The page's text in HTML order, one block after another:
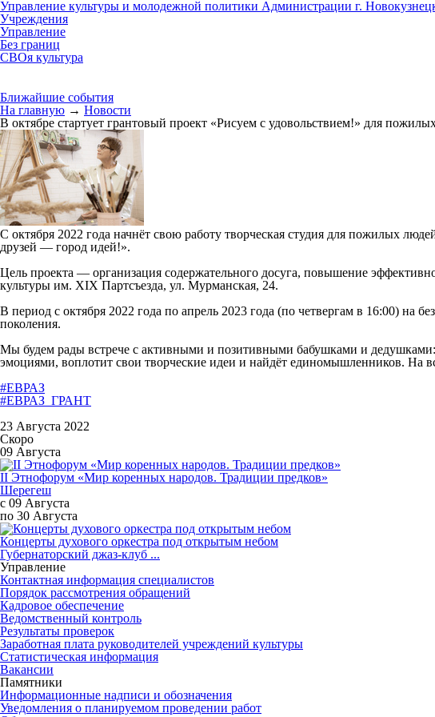
Управление культуры и молодежной политики Администрации г.
Учреждения
Управление
Без границ
СВОя культура
Ближайшие события
На главную → Новости
В октябре стартует грантовый проект «Рисуем с удовольствием!» для
С октября 2022 года начнёт свою работу творческая студия для пожилых
друзей — город идей!».
Цель проекта — организация содержательного досуга, повышение
культуры им. XIX Партсъезда, ул. Мурманская, 24.
В период с октября 2022 года по апрель 2023 года (по четвергам в 16:00) на
поколения.
Мы будем рады встрече с активными и позитивными бабушками и
эмоциями, воплотит свои творческие идеи и найдёт единомышленников. На
#ЕВРАЗ
#ЕВРАЗ_ГРАНТ
23 Августа 2022
Скоро
09 Августа
II Этнофорум «Мир коренных народов. Традиции предков»
Шерегеш
с 09 Августа
по 30 Августа
Концерты духового оркестра под открытым небом
Губернаторский джаз-клуб ...
Управление
Контактная информация специалистов
Порядок рассмотрения обращений
Кадровое обеспечение
Ведомственный контроль
Результаты проверок
Заработная плата руководителей учреждений культуры
Статистическая информация
Вакансии
Памятники
Информационные надписи и обозначения
Уведомления о планируемом проведении работ